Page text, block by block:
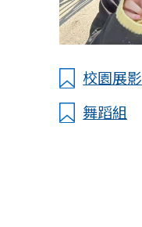
校園展影
舞蹈組